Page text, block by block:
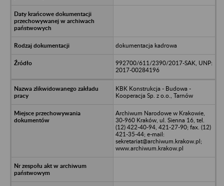
dokumentacja kadrowa
992700/611/2390/2017-SAK, UNP:
2017-00284196
KBK Konstrukcja - Budowa -
Kooperacja Sp. z o.o., Tarnów
Archiwum Narodowe w Krakowie,
30-960 Kraków, ul. Sienna 16, tel.
(12) 422-40-94, 421-27-90; fax. (12)
421-35-44; e-mail:
sekretariat@archiwum.krakow.pl;
www.archiwum.krakow.pl